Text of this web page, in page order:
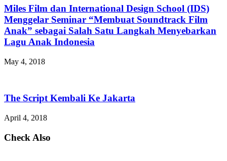
Miles Film dan International Design School (IDS)
Menggelar Seminar “Membuat Soundtrack Film
Anak” sebagai Salah Satu Langkah Menyebarkan
Lagu Anak Indonesia
May 4, 2018
The Script Kembali Ke Jakarta
April 4, 2018
Check Also